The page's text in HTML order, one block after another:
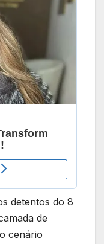
detentos do 8
de
cenário